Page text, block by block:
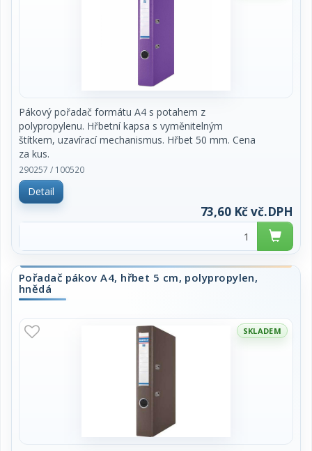
Pákový pořadač formátu A4 s potahem z
polypropylenu. Hřbetní kapsa s vyměnitelným
štítkem, uzavírací mechanismus. Hřbet 50 mm. Cena
za kus.
290257 / 100520
Detail
73,60 Kč vč.DPH
Pořadač pákov A4, hřbet 5 cm, polypropylen,
hnědá
SKLADEM